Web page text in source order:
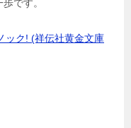
です。
ック! (祥伝社黄金文庫